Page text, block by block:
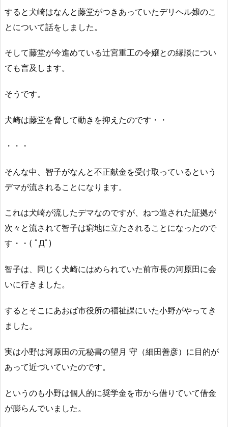
すると犬崎はなんと藤堂がつきあっていたデリヘル嬢のこ
とについて話をしました。
そして藤堂が今進めている辻宮重工の令嬢との縁談につい
ても言及します。
そうです。
犬崎は藤堂を脅して動きを抑えたのです・・
・・・
そんな中、智子がなんと不正献金を受け取っているという
デマが流されることになります。
これは犬崎が流したデマなのですが、ねつ造された証拠が
次々と流されて智子は窮地に立たされることになったので
す・・( ﾟДﾟ)
智子は、同じく犬崎にはめられていた前市長の河原田に会
いに行きました。
するとそこにあおば市役所の福祉課にいた小野がやってき
ました。
実は小野は河原田の元秘書の望月 守（細田善彦）に目的が
あって近づいていたのです。
というのも小野は個人的に奨学金を市から借りていて借金
が膨らんでいました。